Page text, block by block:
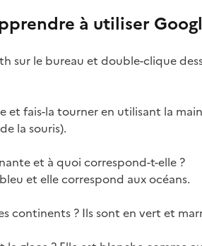
à utiliser
sur le bureau et double-clique
et fais-la tourner en utilisant la
la souris).
et à quoi correspond-t-elle ?
et elle correspond aux océans.
continents ? Ils sont en vert et